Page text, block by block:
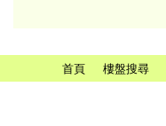
首頁 樓盤搜尋